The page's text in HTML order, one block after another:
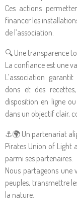
Ces actions
financer les
de l’association.
🔍 Une transparence
La confiance est une
L’association
dons et des
disposition en ligne
dans un objectif clair,
⚓🌍 Un partenariat
Pirates Union of Light
parmi ses partenaires.
Nous partageons une
peuples, transmettre
la nature.